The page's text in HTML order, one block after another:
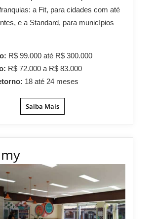
a Fit, para cidades com até
e a Standard, para municípios
R$ 99.000 até R$ 300.000
R$ 72.000 a R$ 83.000
18 até 24 meses
Saiba Mais